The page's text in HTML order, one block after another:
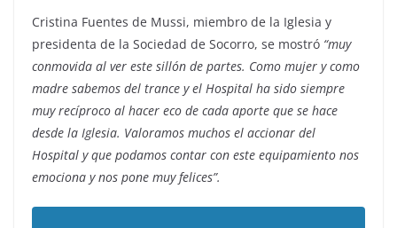
Cristina Fuentes de Mussi, miembro de la Iglesia y
presidenta de la Sociedad de Socorro, se mostró “muy
conmovida al ver este sillón de partes. Como mujer y como
madre sabemos del trance y el Hospital ha sido siempre
muy recíproco al hacer eco de cada aporte que se hace
desde la Iglesia. Valoramos muchos el accionar del
Hospital y que podamos contar con este equipamiento nos
emociona y nos pone muy felices”.